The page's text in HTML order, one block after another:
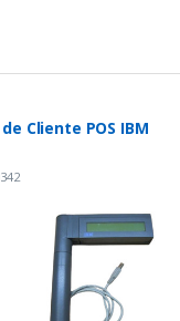
Cliente POS IBM